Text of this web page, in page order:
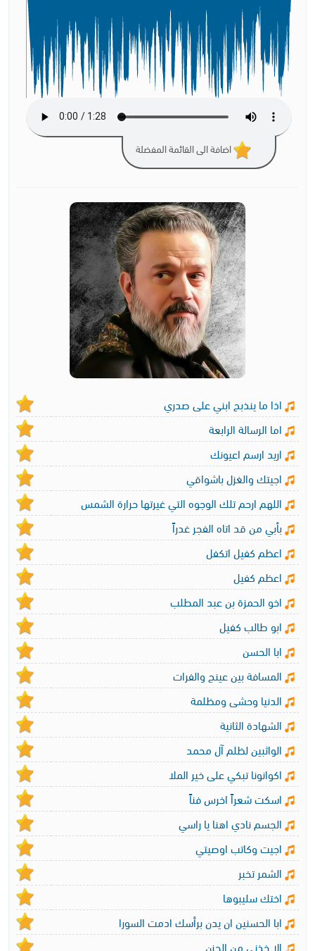
اضافة الى القائمة المفضلة
اذا ما ينذبح ابني على صدري
اما الرسالة الرابعة
اريد ارسم اعيونك
اجيتك والغزل باشواقي
اللهم ارحم تلك الوجوه التي غيرتها حرارة الشمس
بأبي من قد اتاه الفجر غدراً
اعظم كفيل اتكفل
اعظم كفيل
اخو الحمزة بن عبد المطلب
ابو طالب كفيل
ابا الحسن
المسافة بين عينج والفرات
الدنيا وحشى ومظلمة
الشهادة الثانية
الواثبين لظلم آل محمد
اكوانونا تبكي على خير الملا
اسكت شعراً اخرس فناً
الجسم نادي اهنا يا راسي
اجيت وكاتب اوصيتي
الشمر تخبر
اختك سليبوها
ابا الحسنين ان يدن برأسك ادمت السورا
الا خذني من الحزن